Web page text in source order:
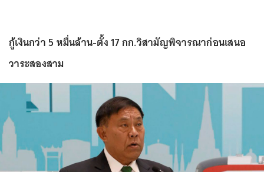
กู้เงินกว่า 5 หมื่นล้าน-ตั้ง 17 กก.วิสามัญพิจารณาก่อนเสนอ
วาระสองสาม